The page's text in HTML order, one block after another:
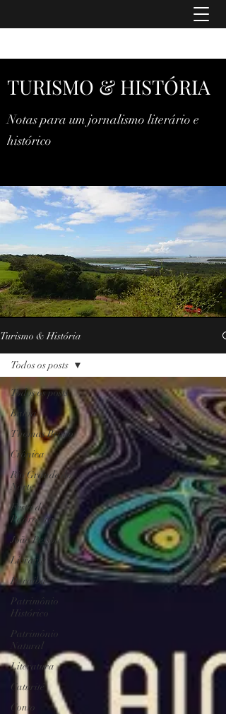
TURISMO & HISTÓRIA
Notas para um jornalismo literário e
histórico
Turismo & História
Todos os posts
Bahia
Thomas Bruno
Crônica
Rio Grande do
Norte
Festa de
Padroeira
João Pessoa
Livraria
Paraíba
Patrimônio
Histórico
Patrimônio
Natural
Literatura
Caturité
Conto
Todos os posts